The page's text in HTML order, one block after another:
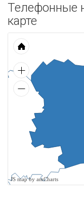
Телефонные
карте
JS map by amCharts